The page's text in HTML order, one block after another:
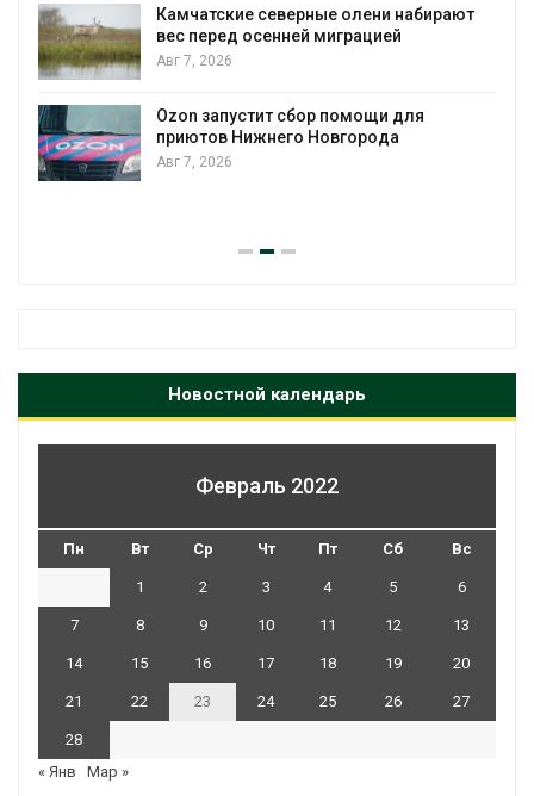
Камчатские северные олени набирают
вес перед осенней миграцией
Авг 7, 2026
Ozon запустит сбор помощи для
приютов Нижнего Новгорода
Авг 7, 2026
Новостной календарь
Февраль 2022
Пн Вт Ср Чт Пт Сб Вс
1 2 3 4 5 6
7 8 9 10 11 12 13
14 15 16 17 18 19 20
21 22 23 24 25 26 27
28
« Янв
Мар »